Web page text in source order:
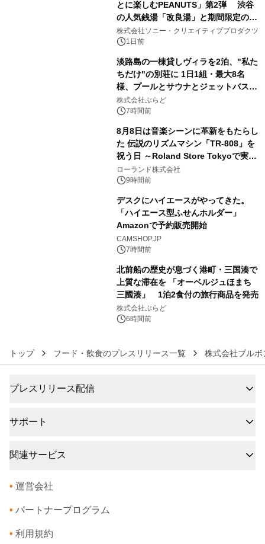
とに楽しむPEANUTS」第2弾 渋谷
の人気銭湯「改良湯」と期間限定のコ
ラボレーション サウナイキタイコラ
ボグッズも発売決定！
株式会社ソニー・クリエイティブプロダクツ
1日前
淡路島の一棟貸しヴィラを2泊、"私た
ちだけ"の別荘に 1日1組・最大8名
様、プールとサウナとジェットバス付
きで Villa Mon Temps AWAJIの連泊
素泊りプラン
株式会社ぷらど
7時間前
8月8日は音楽シーンに革新をもたらし
た 伝説のリズムマシン「TR-808」を
祝う日 ～Roland Store Tokyoで実機
を展示しての 記念キャンペーンを開
催 英国ラジオ「NTS」の 特別プログ
アーティストを フィーチャーしたアニ
メーションを公開～
ローランド株式会社
9時間前
デスクにハイエースがやってきた。
「ハイエース型ふせんホルダー」
Amazonで予約販売開始
CAMSHOP.JP
7時間前
北前船の歴史が息づく港町・三国湊で
上質な滞在を 「オーベルジュほまち
三國湊」 1泊2食付の旅行商品を発売
株式会社ぷらど
6時間前
トップ フード・飲食のプレスリリース一覧 株式会社ブルボ
プレスリリース配信
サポート
関連サービス
• 運営会社
• パートナープログラム
• 利用規約